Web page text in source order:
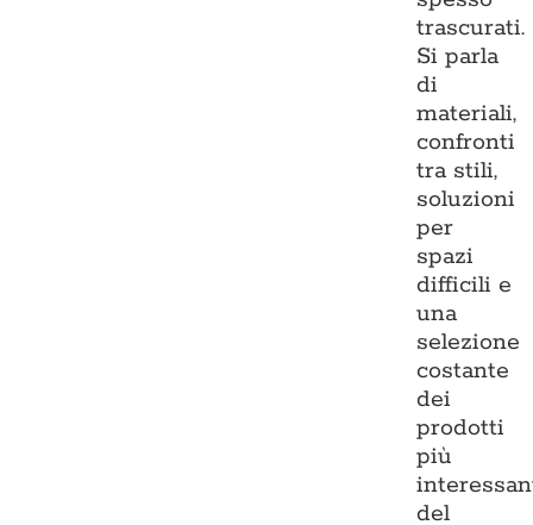
trascurati.
Si parla
di
materiali,
confronti
tra stili,
soluzioni
per
spazi
difficili e
una
selezione
costante
dei
prodotti
più
del